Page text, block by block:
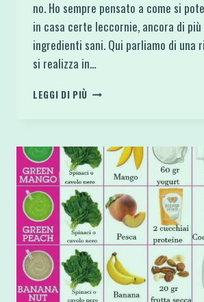
no. Ho sempre pensato a come si
in casa certe leccornie, ancora di più
ingredienti sani. Qui parliamo di una
si realizza in…
LEGGI DI PIÙ MINI
75
CALORIE
VEGAN
E
SENZA
COTTURA